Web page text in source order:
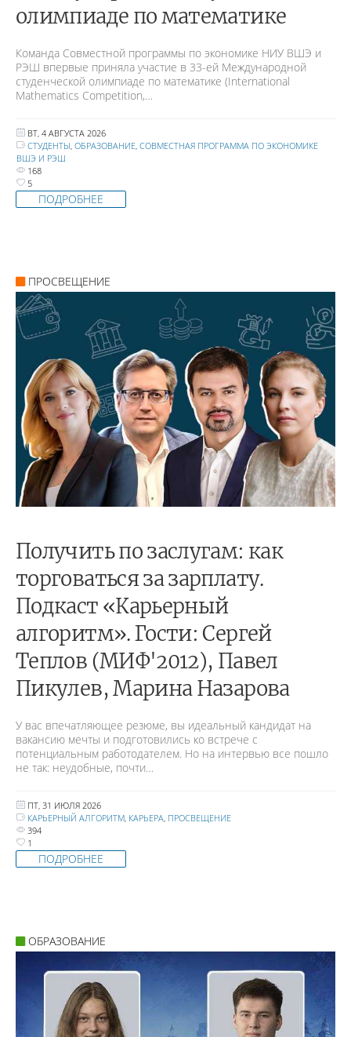
олимпиаде по математике
Команда Совместной программы по экономике НИУ ВШЭ и
РЭШ впервые приняла участие в 33-ей Международной
студенческой олимпиаде по математике (International
Mathematics Competition,…
ВТ, 4 АВГУСТА 2026
СТУДЕНТЫ, ОБРАЗОВАНИЕ, СОВМЕСТНАЯ ПРОГРАММА ПО ЭКОНОМИКЕ
ВШЭ И РЭШ
168
5
ПОДРОБНЕЕ
ПРОСВЕЩЕНИЕ
Получить по заслугам: как
торговаться за зарплату.
Подкаст «Карьерный
алгоритм». Гости: Сергей
Теплов (МИФ'2012), Павел
Пикулев, Марина Назарова
У вас впечатляющее резюме, вы идеальный кандидат на
вакансию мечты и подготовились ко встрече с
потенциальным работодателем. Но на интервью все пошло
не так: неудобные, почти…
ПТ, 31 ИЮЛЯ 2026
КАРЬЕРНЫЙ АЛГОРИТМ КАРЬЕРА ПРОСВЕЩЕНИЕ
394
1
ПОДРОБНЕЕ
ОБРАЗОВАНИЕ